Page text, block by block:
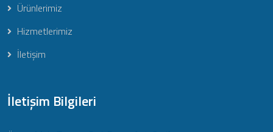
Ürünlerimiz
Hizmetlerimiz
İletişim
İletişim Bilgileri